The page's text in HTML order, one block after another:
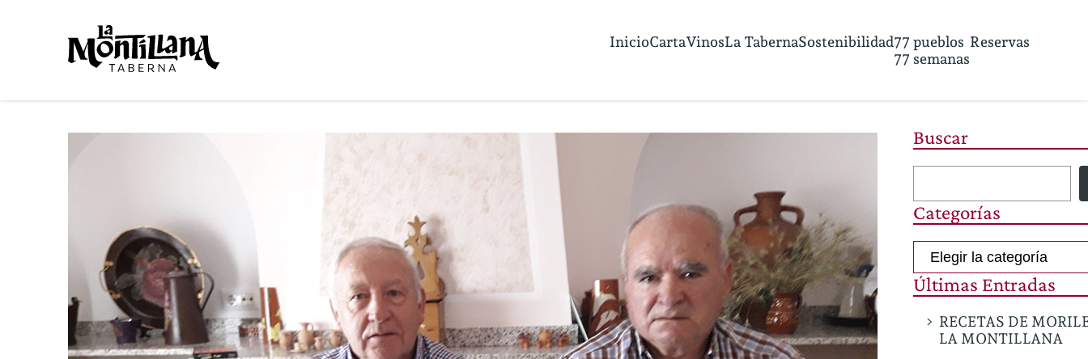
InicioCartaVinosLa TabernaSostenibilidad77 pueblos
77 semanas
Reservas
Buscar
Categorías
Categorías
Últimas Entradas
RECETAS DE
LA MONTILLANA